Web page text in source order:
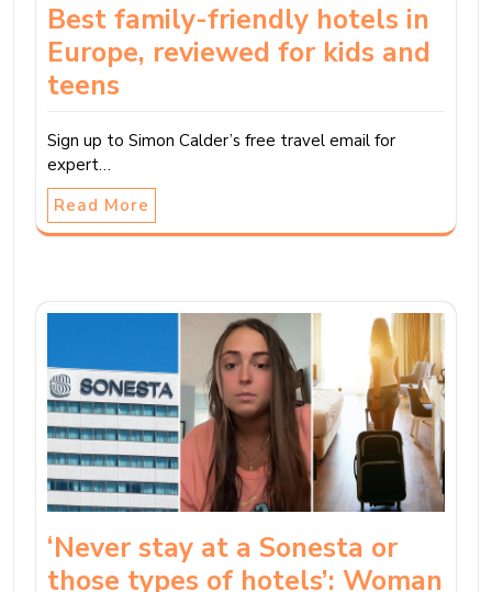
Best family-friendly hotels in
Europe, reviewed for kids and
teens
Sign up to Simon Calder’s free travel email for
expert…
Read More
‘Never stay at a Sonesta or
those types of hotels’: Woman